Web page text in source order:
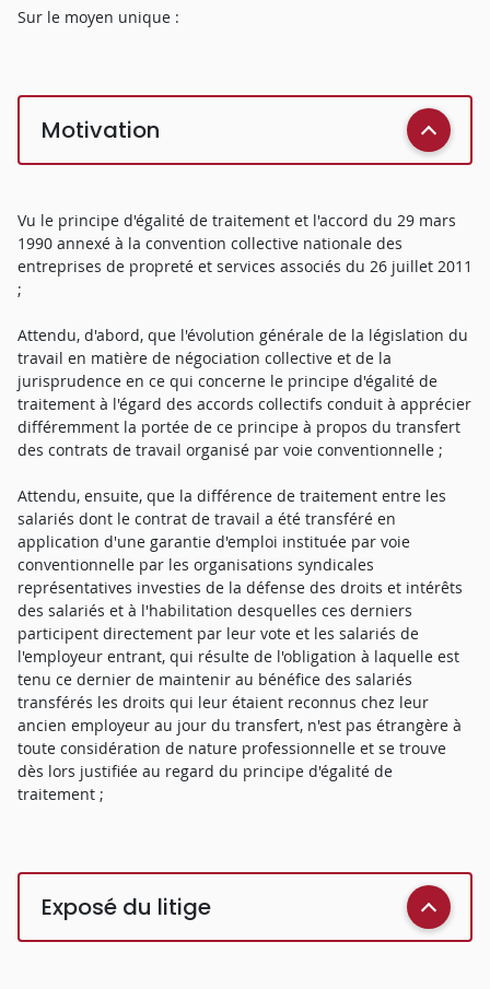
Sur le moyen unique :
Motivation
Vu le principe d'égalité de traitement et l'accord du 29 mars
1990 annexé à la convention collective nationale des
entreprises de propreté et services associés du 26 juillet 2011
;
Attendu, d'abord, que l'évolution générale de la législation du
travail en matière de négociation collective et de la
jurisprudence en ce qui concerne le principe d'égalité de
traitement à l'égard des accords collectifs conduit à apprécier
différemment la portée de ce principe à propos du transfert
des contrats de travail organisé par voie conventionnelle ;
Attendu, ensuite, que la différence de traitement entre les
salariés dont le contrat de travail a été transféré en
application d'une garantie d'emploi instituée par voie
conventionnelle par les organisations syndicales
représentatives investies de la défense des droits et intérêts
des salariés et à l'habilitation desquelles ces derniers
participent directement par leur vote et les salariés de
l'employeur entrant, qui résulte de l'obligation à laquelle est
tenu ce dernier de maintenir au bénéfice des salariés
transférés les droits qui leur étaient reconnus chez leur
ancien employeur au jour du transfert, n'est pas étrangère à
toute considération de nature professionnelle et se trouve
dès lors justifiée au regard du principe d'égalité de
traitement ;
Exposé du litige